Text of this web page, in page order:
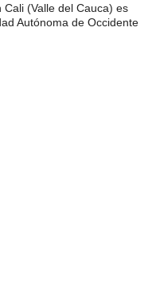
(Valle del Cauca) es
Autónoma de Occidente